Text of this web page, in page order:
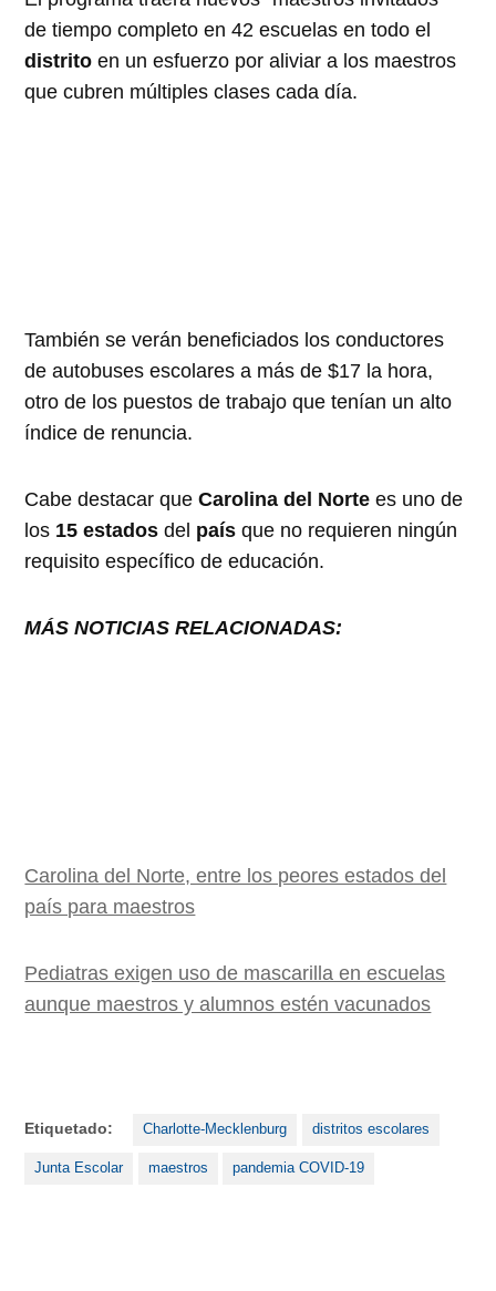
de tiempo completo en 42 escuelas en todo el
distrito en un esfuerzo por aliviar a los maestros
que cubren múltiples clases cada día.
También se verán beneficiados los conductores
de autobuses escolares a más de $17 la hora,
otro de los puestos de trabajo que tenían un alto
índice de renuncia.
Cabe destacar queCarolina del Norte es uno de
los 15 estados del paísque no requieren ningún
requisito específico de educación.
MÁS NOTICIAS RELACIONADAS:
Carolina del Norte, entre los peores estados del
país para maestros
Pediatras exigen uso de mascarilla en escuelas
aunque maestros y alumnos estén vacunados
Etiquetado: Charlotte-Mecklenburg distritos escolares
Junta Escolar maestros pandemia COVID-19